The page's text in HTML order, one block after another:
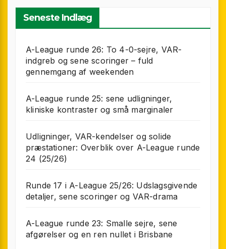
Seneste Indlæg
A-League runde 26: To 4-0-sejre, VAR-
indgreb og sene scoringer – fuld
gennemgang af weekenden
A-League runde 25: sene udligninger,
kliniske kontraster og små marginaler
Udligninger, VAR-kendelser og solide
præstationer: Overblik over A-League runde
24 (25/26)
Runde 17 i A-League 25/26: Udslagsgivende
detaljer, sene scoringer og VAR-drama
A-League runde 23: Smalle sejre, sene
afgørelser og en ren nullet i Brisbane